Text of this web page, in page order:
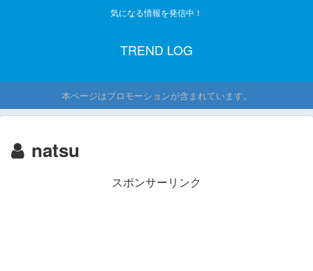
気になる情報を発信中！
TREND LOG
本ページはプロモーションが含まれています。
natsu
スポンサーリンク